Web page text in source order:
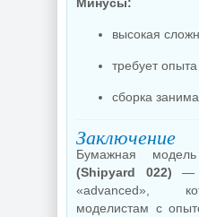
высокая
требует
сборка
Заключение
Бумажная
(Shipyard 022) —
«advanced»,
моделистам с